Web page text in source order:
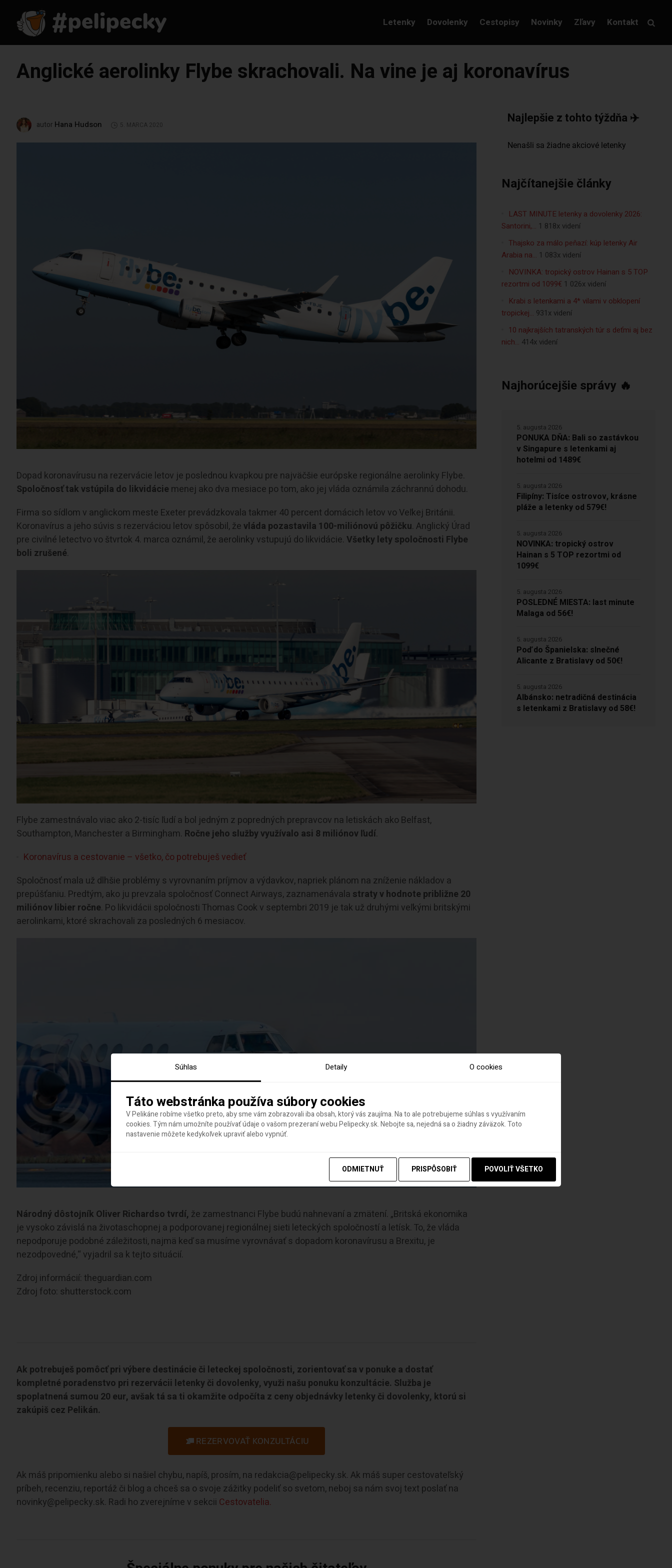
Letenky Dovolenky Cestopisy Novinky Zľavy Kontakt
Anglické aerolinky Flybe skrachovali. Na vine je aj koronavírus
autor Hana Hudson 5. MARCA 2020
Dopad koronavírusu na rezervácie letov je poslednou kvapkou pre najväčšie európske regionálne aerolinky Flybe.
Spoločnosť tak vstúpila do likvidácie menej ako dva mesiace po tom, ako jej vláda oznámila záchrannú dohodu.
Firma so sídlom v anglickom meste Exeter prevádzkovala takmer 40 percent domácich letov vo Veľkej Británii.
Koronavírus a jeho súvis s rezerváciou letov spôsobil, ževláda pozastavila 100-miliónovú pôžičku. Anglický Úrad
pre civilné letectvo vo štvrtok 4. marca oznámil, že aerolinky vstupujú do likvidácie.Všetky lety spoločnosti Flybe
boli zrušené.
Flybe zamestnávalo viac ako 2-tisíc ľudí a bol jedným z popredných prepravcov na letiskách ako Belfast,
Southampton, Manchester a Birmingham. Ročne jeho služby využívalo asi 8 miliónov ľudí.
Koronavírus a cestovanie – všetko, čo potrebuješ vedieť
Spoločnosť mala už dlhšie problémy s vyrovnaním príjmov a výdavkov, napriek plánom na zníženie nákladov a
prepúšťaniu. Predtým, ako ju prevzala spoločnosť Connect Airways, zaznamenávala straty v hodnote približne 20
miliónov libier ročne. Po likvidácii spoločnosti Thomas Cook v septembri 2019 je tak už druhými veľkými britskými
aerolinkami, ktoré skrachovali za posledných 6 mesiacov.
Národný dôstojník Oliver Richardso tvrdí, že zamestnanci Flybe budú nahnevaní a zmätení. „Britská ekonomika
je vysoko závislá na životaschopnej a podporovanej regionálnej sieti leteckých spoločností a letísk. To, že vláda
nepodporuje podobné záležitosti, najmä keď sa musíme vyrovnávať s dopadom koronavírusu a Brexitu, je
nezodpovedné,“ vyjadril sa k tejto situácií.
Zdroj informácií: theguardian.com
Zdroj foto: shutterstock.com
Ak potrebuješ pomôcť pri výbere destinácie či leteckej spoločnosti, zorientovať sa v ponuke a dostať
kompletné poradenstvo pri rezervácii letenky či dovolenky, využi našu ponuku konzultácie. Služba je
spoplatnená sumou 20 eur, avšak tá sa ti okamžite odpočíta z ceny objednávky letenky či dovolenky, ktorú si
zakúpiš cez Pelikán.
REZERVOVAŤ KONZULTÁCIU
Ak máš pripomienku alebo si našiel chybu, napíš, prosím, na redakcia@pelipecky.sk. Ak máš super cestovateľský
príbeh, recenziu, reportáž či blog a chceš sa o svoje zážitky podeliť so svetom, neboj sa nám svoj text poslať na
novinky@pelipecky.sk. Radi ho zverejníme v sekcii Cestovatelia.
Najlepšie z tohto týždňa ✈️
Najčítanejšie články
LAST MINUTE letenky a dovolenky 2026:
Santorini,… 1 818x videní
Thajsko za málo peňazí: kúp letenky Air
Arabia na… 1 083x videní
NOVINKA: tropický ostrov Hainan s 5 TOP
rezortmi od 1099€ 1 026x videní
Krabi s letenkami a 4* vilami v obklopení
tropickej… 931x videní
10 najkrajších tatranských túr s deťmi aj bez
nich… 414x videní
Najhorúcejšie správy 🔥
PONUKA DŇA: Bali so zastávkou
v Singapure s letenkami aj
hotelmi od 1489€
5. augusta 2026
Filipíny: Tisíce ostrovov, krásne
pláže a letenky od 579€!
5. augusta 2026
NOVINKA: tropický ostrov
Hainan s 5 TOP rezortmi od
1099€
5. augusta 2026
POSLEDNÉ MIESTA: last minute
Malaga od 56€!
5. augusta 2026
Poď do Španielska: slnečné
Alicante z Bratislavy od 50€!
5. augusta 2026
Albánsko: netradičná destinácia
s letenkami z Bratislavy od 58€!
5. augusta 2026
Súhlas Detaily O cookies
Táto webstránka používa súbory cookies
V Pelikáne robíme všetko preto, aby sme vám zobrazovali iba obsah, ktorý vás zaujíma. Na to ale potrebujeme súhlas s využívaním
cookies. Tým nám umožníte používať údaje o vašom prezeraní webu Pelipecky.sk. Nebojte sa, nejedná sa o žiadny záväzok. Toto
nastavenie môžete kedykoľvek upraviť alebo vypnúť.
ODMIETNUŤ PRISPÔSOBIŤ POVOLIŤ VŠETKO